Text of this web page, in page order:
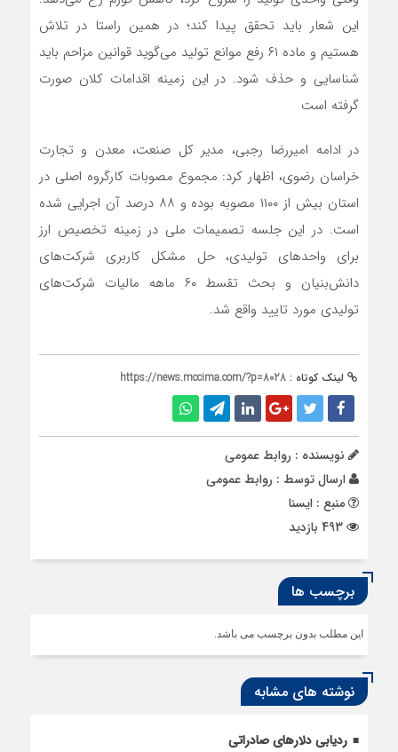
این شعار باید تحقق پیدا کند؛ در همین راستا در تلاش
هستیم و ماده ۶۱ رفع موانع تولید می‌گوید قوانین مزاحم باید
شناسایی و حذف شود. در این زمینه اقدامات کلان صورت
گرفته است
در ادامه امیررضا رجبی، مدیر کل صنعت، معدن و تجارت
خراسان رضوی، اظهار کرد: مجموع مصوبات کارگروه اصلی در
استان بیش از ۱۱۰۰ مصوبه بوده و ۸۸ درصد آن اجرایی شده
است. در این جلسه تصمیمات ملی در زمینه تخصیص ارز
برای واحدهای تولیدی، حل مشکل کاربری شرکت‌های
دانش‌بنیان و بحث تقسط ۶۰ ماهه مالیات شرکت‌های
تولیدی مورد تایید واقع شد.
لینک کوتاه : https://news.mccima.com/?p=8028
نویسنده : روابط عمومی
ارسال توسط : روابط عمومی
منبع : ایسنا
برچسب ها
این مطلب بدون برچسب می باشد.
نوشته های مشابه
ردیابی دلارهای صادراتی